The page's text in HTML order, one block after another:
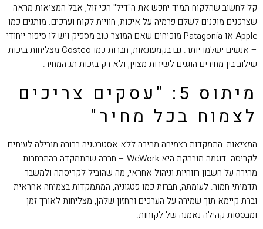
קל לחשוב שהלקוח תמיד יחפש את ה"דיל" הכי זול, אבל המציאות מראה
שצרכנים מוכנים לשלם פרמיה על איכות, חוויית לקוח וערכים. מותגים כמו
Apple או Patagonia מוכיחים שאם המוצר טוב מספיק ויש לו סיפור ייחודי
– אנשים ישלמו יותר. גם בקמעונאות, חברות כמו Costco מצליחות בזכות
שילוב בין מחירים הוגנים לשירות מצוין, ולא רק בזכות תג המחיר.
מיתוס 5: "עסקים צריכים
לצמוח בכל מחיר"
המציאות: התמקדות בצמיחה מהירה ללא אסטרטגיה ברורה מובילה לעיתים
לקריסה. דוגמה מובהקת היא WeWork – חברה שהתמקדה בהתרחבות
מהירה על חשבון רווחיות וניהול אחראי, מה שהוביל לקריסתה ולמשבר
תדמיתי חמור. לעומתה, חברות כמו פטגוניה, המתמקדות בצמיחה אחראית
וברת-קיימא תוך שמירה על הערכים והחזון שלהן, מצליחות לאורך זמן
ומבססות קהילה נאמנה של לקוחות.